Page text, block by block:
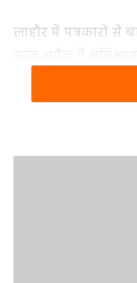
लाहौर में पत्रकारों से
– ने कहा कि प्रांतों में
चाहिए थी लेकिन